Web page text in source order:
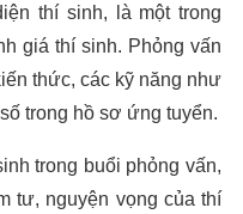
thí sinh, là một trong
giá thí sinh. Phỏng vấn
thức, các kỹ năng như
trong hồ sơ ứng tuyển.
trong buổi phỏng vấn,
tư, nguyện vọng của thí